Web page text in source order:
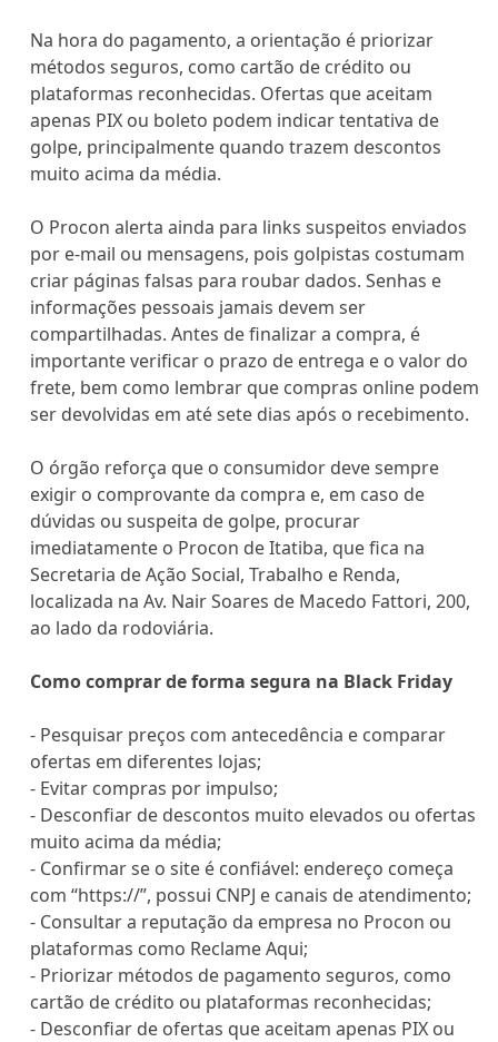
Na hora do pagamento, a orientação é priorizar
métodos seguros, como cartão de crédito ou
plataformas reconhecidas. Ofertas que aceitam
apenas PIX ou boleto podem indicar tentativa de
golpe, principalmente quando trazem descontos
muito acima da média.
O Procon alerta ainda para links suspeitos enviados
por e-mail ou mensagens, pois golpistas costumam
criar páginas falsas para roubar dados. Senhas e
informações pessoais jamais devem ser
compartilhadas. Antes de finalizar a compra, é
importante verificar o prazo de entrega e o valor do
frete, bem como lembrar que compras online podem
ser devolvidas em até sete dias após o recebimento.
O órgão reforça que o consumidor deve sempre
exigir o comprovante da compra e, em caso de
dúvidas ou suspeita de golpe, procurar
imediatamente o Procon de Itatiba, que fica na
Secretaria de Ação Social, Trabalho e Renda,
localizada na Av. Nair Soares de Macedo Fattori, 200,
ao lado da rodoviária.
Como comprar de forma segura na Black Friday
- Pesquisar preços com antecedência e comparar
ofertas em diferentes lojas;
- Evitar compras por impulso;
- Desconfiar de descontos muito elevados ou ofertas
muito acima da média;
- Confirmar se o site é confiável: endereço começa
com “https://”, possui CNPJ e canais de atendimento;
- Consultar a reputação da empresa no Procon ou
plataformas como Reclame Aqui;
- Priorizar métodos de pagamento seguros, como
cartão de crédito ou plataformas reconhecidas;
- Desconfiar de ofertas que aceitam apenas PIX ou